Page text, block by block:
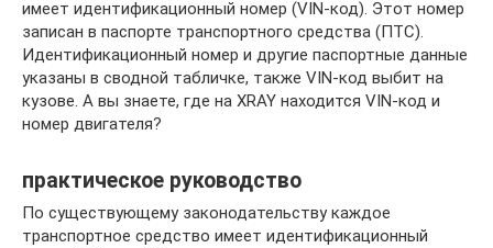
имеет идентификационный номер (VIN-код). Этот номер
записан в паспорте транспортного средства (ПТС).
Идентификационный номер и другие паспортные данные
указаны в сводной табличке, также VIN-код выбит на
кузове. А вы знаете, где на XRAY находится VIN-код и
номер двигателя?
практическое руководство
По существующему законодатель­ству каждое
транспортное средство имеет идентификационный